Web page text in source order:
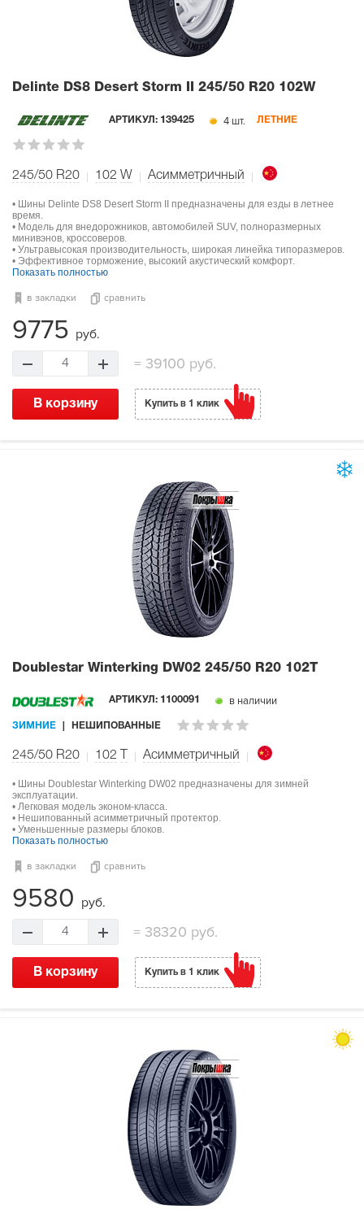
Delinte DS8 Desert Storm II 245/50 R20 102W
АРТИКУЛ: 139425 4 шт. ЛЕТНИЕ
245/50 R20 102 W Асимметричный
• Шины Delinte DS8 Desert Storm II предназначены для езды в летнее
время.
• Модель для внедорожников, автомобилей SUV, полноразмерных
минивэнов, кроссоверов.
• Ультравысокая производительность, широкая линейка типоразмеров.
• Эффективное торможение, высокий акустический комфорт.
Показать полностью
в закладки сравнить
9775 руб.
4 = 39100 руб.
В корзину Купить в 1 клик
Doublestar Winterking DW02 245/50 R20 102T
АРТИКУЛ: 1100091 в наличии
ЗИМНИЕ НЕШИПОВАННЫЕ
245/50 R20 102 Асимметричный
• Шины Doublestar Winterking DW02 предназначены для зимней
эксплуатации.
• Легковая модель эконом-класса.
• Нешипованный асимметричный протектор.
• Уменьшенные размеры блоков.
Показать полностью
в закладки сравнить
9580 руб.
4 =38320 руб.
В корзину Купить в 1 клик